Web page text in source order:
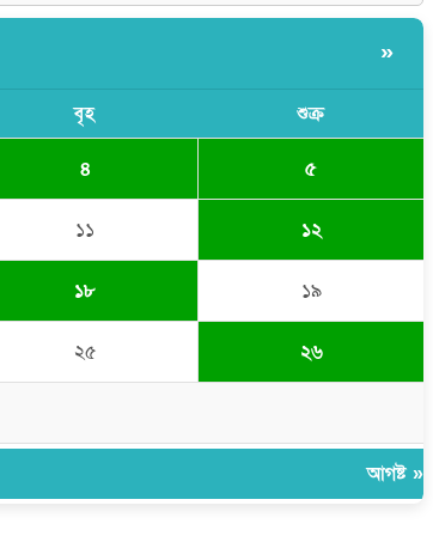
»
বৃহ শুক্র
৪ ৫
১১ ১২
১৮ ১৯
২৫ ২৬
আগষ্ট »